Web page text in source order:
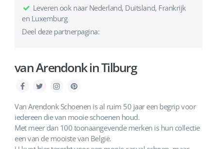
Leveren ook naar Nederland, Duitsland, Frankrijk
en Luxemburg
Deel deze partnerpagina:
van Arendonk in Tilburg
Van Arendonk Schoenen is al ruim 50 jaar een begrip voor
iedereen die van mooie schoenen houd.
Met meer dan 100 toonaangevende merken is hun collectie
een van de mooiste van België.